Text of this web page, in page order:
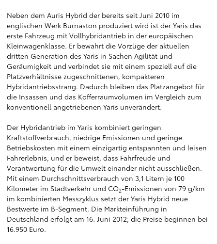
Neben dem Auris Hybrid der bereits seit Juni 2010 im
englischen Werk Burnaston produziert wird ist der Yaris das
erste Fahrzeug mit Vollhybridantrieb in der europäischen
Kleinwagenklasse. Er bewahrt die Vorzüge der aktuellen
dritten Generation des Yaris in Sachen Agilität und
Geräumigkeit und verbindet sie mit einem speziell auf die
Platzverhältnisse zugeschnittenen, kompakteren
Hybridantriebsstrang. Dadurch bleiben das Platzangebot für
die Insassen und das Kofferraumvolumen im Vergleich zum
konventionell angetriebenen Yaris unverändert.
Der Hybridantrieb im Yaris kombiniert geringen
Kraftstoffverbrauch, niedrige Emissionen und geringe
Betriebskosten mit einem einzigartig entspannten und leisen
Fahrerlebnis, und er beweist, dass Fahrfreude und
Verantwortung für die Umwelt einander nicht ausschließen.
Mit einem Durchschnittsverbrauch von 3,1 Litern je 100
Kilometer im Stadtverkehr und CO2-Emissionen von 79 g/km
im kombinierten Messzyklus setzt der Yaris Hybrid neue
Bestwerte im B-Segment. Die Markteinführung in
Deutschland erfolgt am 16. Juni 2012; die Preise beginnen bei
16.950 Euro.